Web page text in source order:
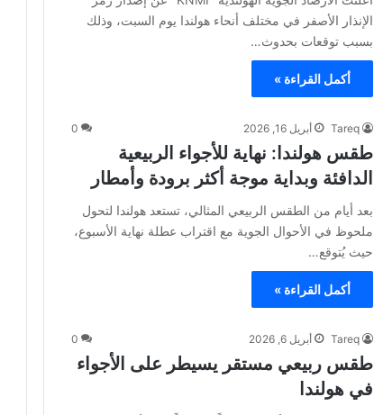
الإنذار الأصفر في مختلف أنحاء هولندا يوم السبت، وذلك
بسبب توقعات بحدوث…
أكمل القراءة »
Tareq أبريل 16, 2026 0
طقس هولندا: نهاية للأجواء الربيعية
الدافئة وبداية موجة أكثر برودة وأمطار
بعد أيام من الطقس الربيعي المثالي، تستعد هولندا لتحول
ملحوظ في الأحوال الجوية مع اقتراب عطلة نهاية الأسبوع،
حيث يُتوقع…
أكمل القراءة »
Tareq أبريل 6, 2026 0
طقس ربيعي مستقر يسيطر على الأجواء
في هولندا